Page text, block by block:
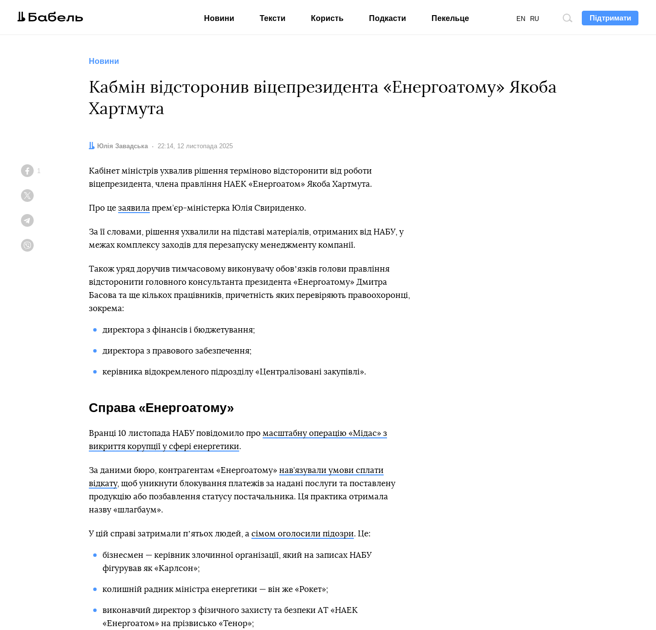
Підтримати
Пошук
EN RU
Новини Тексти Користь Подкасти Пекельце
Новини
Кабмін відсторонив віцепрезидента «Енергоатому» Якоба
Хартмута
Автор:
Юлія Завадська Дата:
22:14, 12 листопада 2025
Facebook
1
Кабінет міністрів ухвалив рішення терміново відсторонити від роботи
віцепрезидента, члена правління НАЕК «Енергоатом» Якоба Хартмута.
Про це заявила прем’єр-міністерка Юлія Свириденко.
За її словами, рішення ухвалили на підставі матеріалів, отриманих від НАБУ, у
межах комплексу заходів для перезапуску менеджменту компанії.
Також уряд доручив тимчасовому виконувачу обовʼязків голови правління
відсторонити головного консультанта президента «Енергоатому» Дмитра
Басова та ще кількох працівників, причетність яких перевіряють правоохоронці,
зокрема:
директора з фінансів і бюджетування;
директора з правового забезпечення;
керівника відокремленого підрозділу «Централізовані закупівлі».
Справа «Енергоатому»
Вранці 10 листопада НАБУ повідомило про масштабну операцію «Мідас» з
викриття корупції у сфері енергетики.
За даними бюро, контрагентам «Енергоатому» нав’язували умови сплати
відкату, щоб уникнути блокування платежів за надані послуги та поставлену
продукцію або позбавлення статусу постачальника. Ця практика отримала
назву «шлагбаум».
У цій справі затримали пʼятьох людей, а сімом оголосили підозри. Це:
бізнесмен — керівник злочинної організації, який на записах НАБУ
фігурував як «Карлсон»;
колишній радник міністра енергетики — він же «Рокет»;
виконавчий директор з фізичного захисту та безпеки АТ «НАЕК
«Енергоатом» на прізвисько «Тенор»;